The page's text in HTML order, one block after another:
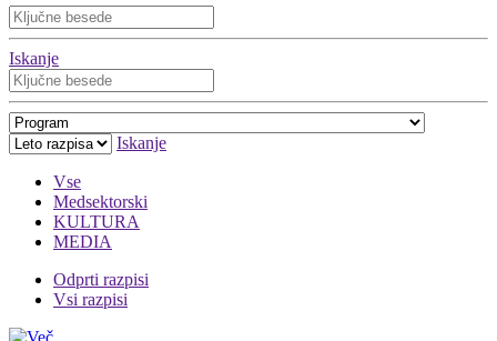
Iskanje
Iskanje
Vse
Medsektorski
KULTURA
MEDIA
Odprti razpisi
Vsi razpisi